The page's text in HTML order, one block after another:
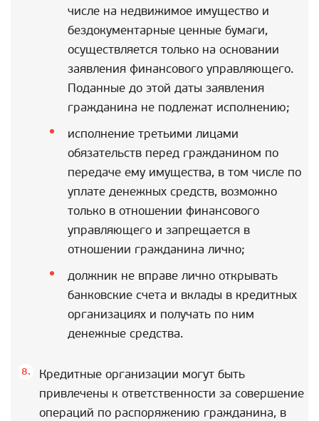
числе на недвижимое имущество и
бездокументарные ценные бумаги,
осуществляется только на основании
заявления финансового управляющего.
Поданные до этой даты заявления
гражданина не подлежат исполнению;
исполнение третьими лицами
обязательств перед гражданином по
передаче ему имущества, в том числе по
уплате денежных средств, возможно
только в отношении финансового
управляющего и запрещается в
отношении гражданина лично;
должник не вправе лично открывать
банковские счета и вклады в кредитных
организациях и получать по ним
денежные средства.
Кредитные организации могут быть
привлечены к ответственности за совершение
операций по распоряжению гражданина, в